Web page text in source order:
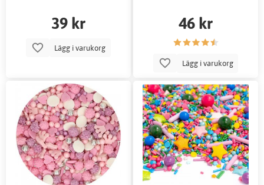
39 kr
Lägg i varukorg
46 kr
Lägg i varukorg